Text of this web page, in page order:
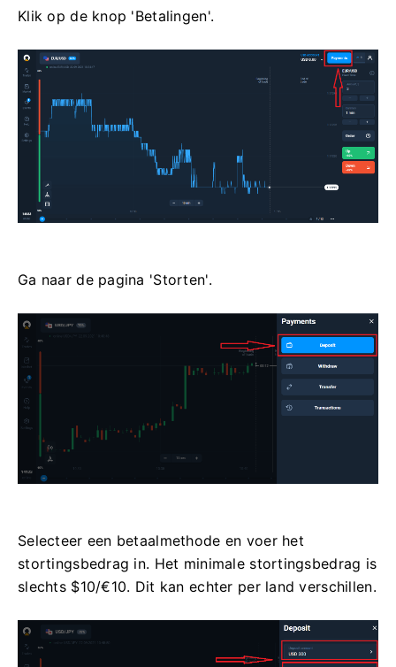
Klik op de knop 'Betalingen'.
Ga naar de pagina 'Storten'.
Selecteer een betaalmethode en voer het
stortingsbedrag in. Het minimale stortingsbedrag is
slechts $10/€10. Dit kan echter per land verschillen.